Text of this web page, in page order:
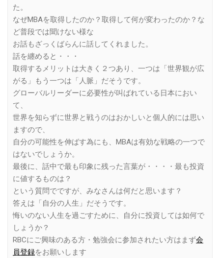
た。
なぜMBAを取得したのか？取得して何が変わったのか？な
ど普段では聞けない様な
お話もざっくばらんに話してくれました。
話を纏めると・・・
取得するメリットは大きく２つあり、一つは「世界観が広
がる」もう一つは「人脈」だそうです。
グローバルリーダーに必要性が叫ばれている日本におい
て、
世界を知らずに世界と戦うのはおかしいと個人的には思い
ますので、
自分の可能性を伸ばす為にも、MBAは有効な戦略の一つで
はないでしょうか。
最後に、話中で最も印象に残った言葉が・・・・最も投資
に値するものは？
という質問でですが、みなさんは何だと思います？
答えは「自分の人生」だそうです。
悔いのない人生を過ごすために、自分に投資しては如何で
しょうか？
RBCにご興味のある方・勉強会に参加されたい方はまず会
員登録をお願いします